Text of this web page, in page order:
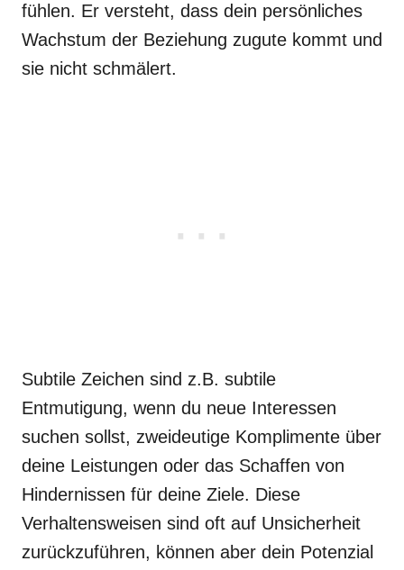
fühlen. Er versteht, dass dein persönliches
Wachstum der Beziehung zugute kommt und
sie nicht schmälert.
Subtile Zeichen sind z.B. subtile
Entmutigung, wenn du neue Interessen
suchen sollst, zweideutige Komplimente über
deine Leistungen oder das Schaffen von
Hindernissen für deine Ziele. Diese
Verhaltensweisen sind oft auf Unsicherheit
zurückzuführen, können aber dein Potenzial